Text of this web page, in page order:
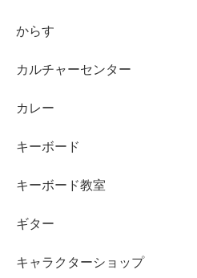
からす
カルチャーセンター
カレー
キーボード
キーボード教室
ギター
キャラクターショップ